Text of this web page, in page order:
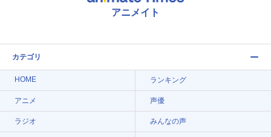
アニメイト
カテゴリ
HOME ランキング
アニメ 声優
ラジオ みんなの声